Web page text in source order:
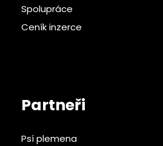
Spolupráce
Ceník inzerce
Partneři
Psí plemena